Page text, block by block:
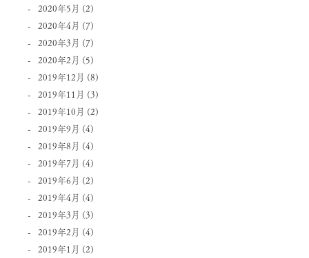
2020年5月 (2)
2020年4月 (7)
2020年3月 (7)
2020年2月 (5)
2019年12月 (8)
2019年11月 (3)
2019年10月 (2)
2019年9月 (4)
2019年8月 (4)
2019年7月 (4)
2019年6月 (2)
2019年4月 (4)
2019年3月 (3)
2019年2月 (4)
2019年1月 (2)